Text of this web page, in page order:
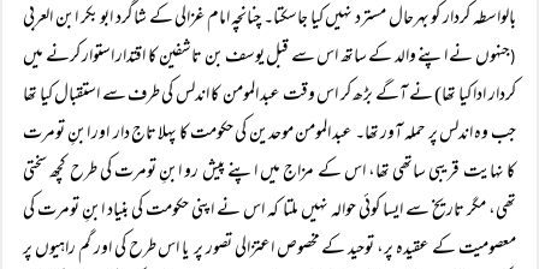
بالواسطہ کردار کو بہرحال مسترد نہیں کیا جاسکتا۔ چنانچہ امام غزالی کے شاگرد ابو بکر ابن العربی
(جنہوں نے اپنے والد کے ساتھ اس سے قبل یوسف بن تاشفین کا اقتدار استوار کرنے میں
کردار ادا کیا تھا) نے آگے بڑھ کر اس وقت عبد المومن کا اندلس کی طرف سے استقبال کیا تھا
جب وہ اندلس پر حملہ آور تھا۔ عبد المومن موحدین کی حکومت کا پہلا تاج دار اور ابنِ تومرت
کا نہایت قریبی ساتھی تھا، اس کے مزاج میں اپنے پیش رو ابنِ تومرت کی طرح کچھ سختی
تھی، مگر تاریخ سے ایسا کوئی حوالہ نہیں ملتا کہ اس نے اپنی حکومت کی بنیاد ابنِ تومرت کی
معصومیت کے عقیدہ پر، توحید کے مخصوص اعتزالی تصور پر یا اس طرح کی اور گم راہیوں پر